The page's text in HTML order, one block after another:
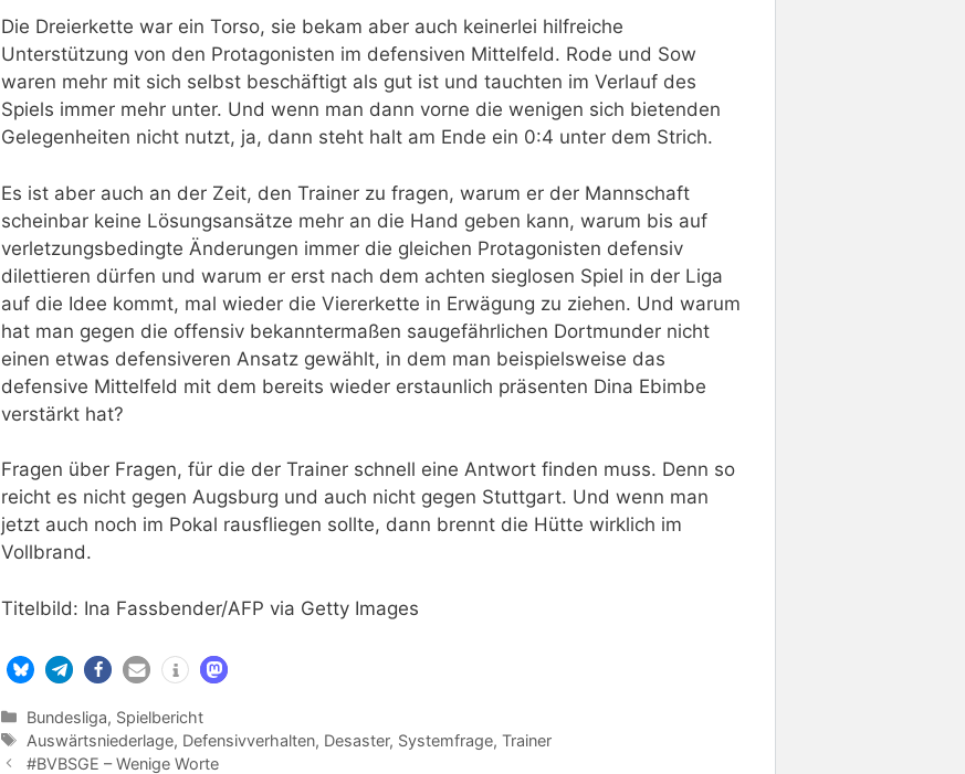
Die Dreierkette war ein Torso, sie bekam aber auch keinerlei hilfreiche
Unterstützung von den Protagonisten im defensiven Mittelfeld. Rode und Sow
waren mehr mit sich selbst beschäftigt als gut ist und tauchten im Verlauf des
Spiels immer mehr unter. Und wenn man dann vorne die wenigen sich bietenden
Gelegenheiten nicht nutzt, ja, dann steht halt am Ende ein 0:4 unter dem Strich.
Es ist aber auch an der Zeit, den Trainer zu fragen, warum er der Mannschaft
scheinbar keine Lösungsansätze mehr an die Hand geben kann, warum bis auf
verletzungsbedingte Änderungen immer die gleichen Protagonisten defensiv
dilettieren dürfen und warum er erst nach dem achten sieglosen Spiel in der Liga
auf die Idee kommt, mal wieder die Viererkette in Erwägung zu ziehen. Und warum
hat man gegen die offensiv bekanntermaßen saugefährlichen Dortmunder nicht
einen etwas defensiveren Ansatz gewählt, in dem man beispielsweise das
defensive Mittelfeld mit dem bereits wieder erstaunlich präsenten Dina Ebimbe
verstärkt hat?
Fragen über Fragen, für die der Trainer schnell eine Antwort finden muss. Denn so
reicht es nicht gegen Augsburg und auch nicht gegen Stuttgart. Und wenn man
jetzt auch noch im Pokal rausfliegen sollte, dann brennt die Hütte wirklich im
Vollbrand.
Titelbild: Ina Fassbender/AFP via Getty Images
Kategorien
Bundesliga, Spielbericht
Schlagwörter
Auswärtsniederlage, Defensivverhalten, Desaster, Systemfrage,Trainer
#BVBSGE – Wenige Worte